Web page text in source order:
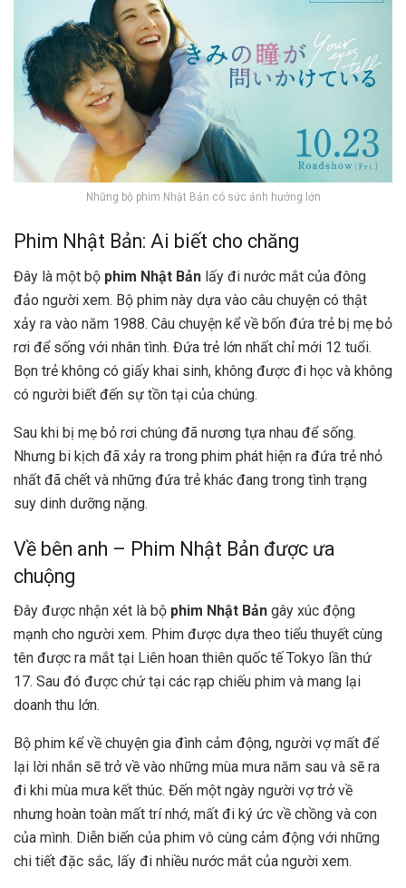
Những bộ phim Nhật Bản có sức ảnh hưởng lớn
Phim Nhật Bản: Ai biết cho chăng
Đây là một bộ phim Nhật Bản lấy đi nước mắt của đông
đảo người xem. Bộ phim này dựa vào câu chuyện có thật
xảy ra vào năm 1988. Câu chuyện kể về bốn đứa trẻ bị mẹ bỏ
rơi để sống với nhân tình. Đứa trẻ lớn nhất chỉ mới 12 tuổi.
Bọn trẻ không có giấy khai sinh, không được đi học và không
có người biết đến sự tồn tại của chúng.
Sau khi bị mẹ bỏ rơi chúng đã nương tựa nhau để sống.
Nhưng bi kịch đã xảy ra trong phim phát hiện ra đứa trẻ nhỏ
nhất đã chết và những đứa trẻ khác đang trong tình trạng
suy dinh dưỡng nặng.
Về bên anh – Phim Nhật Bản được ưa
chuộng
Đây được nhận xét là bộ phim Nhật Bản gây xúc động
mạnh cho người xem. Phim được dựa theo tiểu thuyết cùng
tên được ra mắt tại Liên hoan thiên quốc tế Tokyo lần thứ
17. Sau đó được chứ tại các rạp chiếu phim và mang lại
doanh thu lớn.
Bộ phim kể về chuyện gia đình cảm động, người vợ mất để
lại lời nhắn sẽ trở về vào những mùa mưa năm sau và sẽ ra
đi khi mùa mưa kết thúc. Đến một ngày người vợ trở về
nhưng hoàn toàn mất trí nhớ, mất đi ký ức về chồng và con
của mình. Diễn biến của phim vô cùng cảm động với những
chi tiết đặc sắc, lấy đi nhiều nước mắt của người xem.